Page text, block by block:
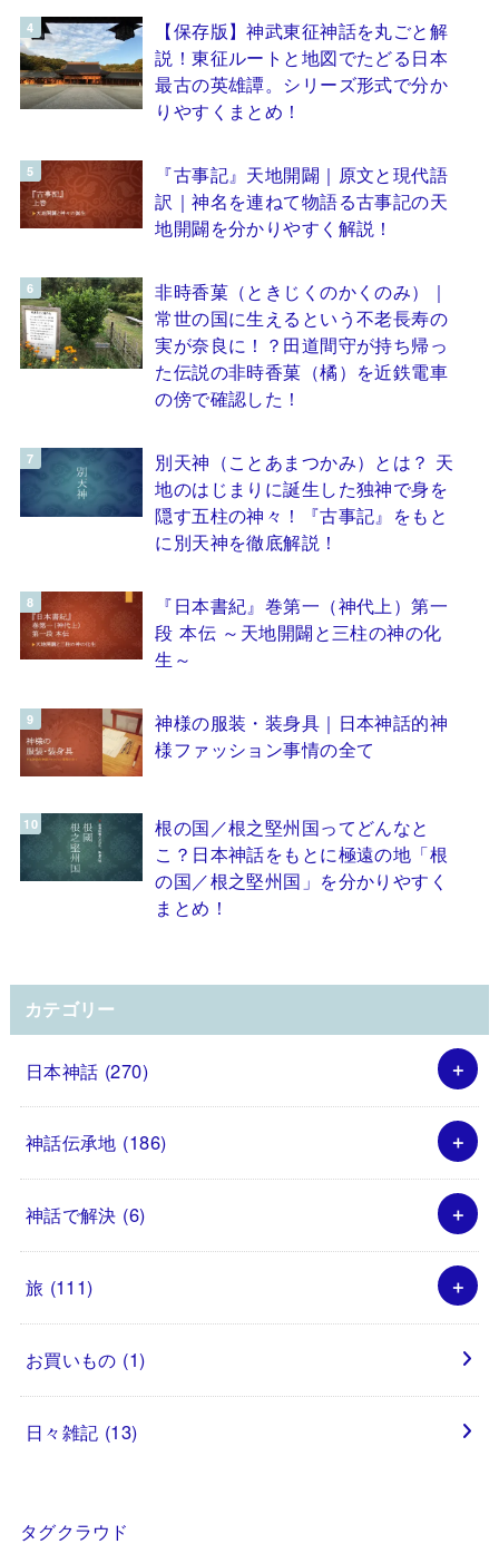
【保存版】神武東征神話を丸ごと解
説！東征ルートと地図でたどる日本
最古の英雄譚。シリーズ形式で分か
りやすくまとめ！
『古事記』天地開闢｜原文と現代語
訳｜神名を連ねて物語る古事記の天
地開闢を分かりやすく解説！
非時香菓（ときじくのかくのみ）｜
常世の国に生えるという不老長寿の
実が奈良に！？田道間守が持ち帰っ
た伝説の非時香菓（橘）を近鉄電車
の傍で確認した！
別天神（ことあまつかみ）とは？ 天
地のはじまりに誕生した独神で身を
隠す五柱の神々！『古事記』をもと
に別天神を徹底解説！
『日本書紀』巻第一（神代上）第一
段 本伝 ～天地開闢と三柱の神の化
生～
神様の服装・装身具｜日本神話的神
様ファッション事情の全て
根の国／根之堅州国ってどんなと
こ？日本神話をもとに極遠の地「根
の国／根之堅州国」を分かりやすく
まとめ！
カテゴリー
日本神話 (270)
神話伝承地 (186)
神話で解決 (6)
旅 (111)
お買いもの (1)
日々雑記 (13)
タグクラウド